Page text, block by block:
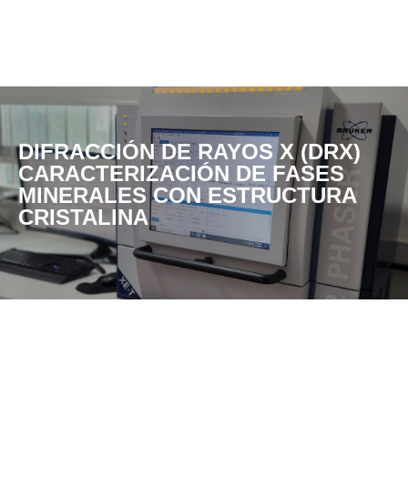
DIFRACCIÓN DE RAYOS X (DRX)
CARACTERIZACIÓN DE FASES
MINERALES CON ESTRUCTURA
CRISTALINA